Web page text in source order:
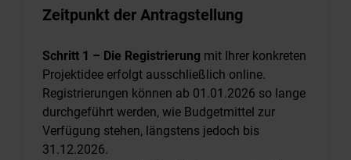
Zeitpunkt der Antragstellung
Schritt 1 – Die Registrierung mit Ihrer konkreten
Projektidee erfolgt ausschließlich online.
Registrierungen können ab 01.01.2026 so lange
durchgeführt werden, wie Budgetmittel zur
Verfügung stehen, längstens jedoch bis
31.12.2026.